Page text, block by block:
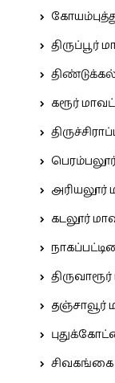
திருப்பூர்
கரூர்
அரியலூர்
கடலூர்
தஞ்சாவூர்
சிவகங்கை